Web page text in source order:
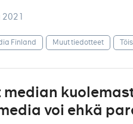
2021
Finland Muut tiedotteet
median
voi ehkä